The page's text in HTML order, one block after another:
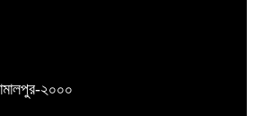
২০০০